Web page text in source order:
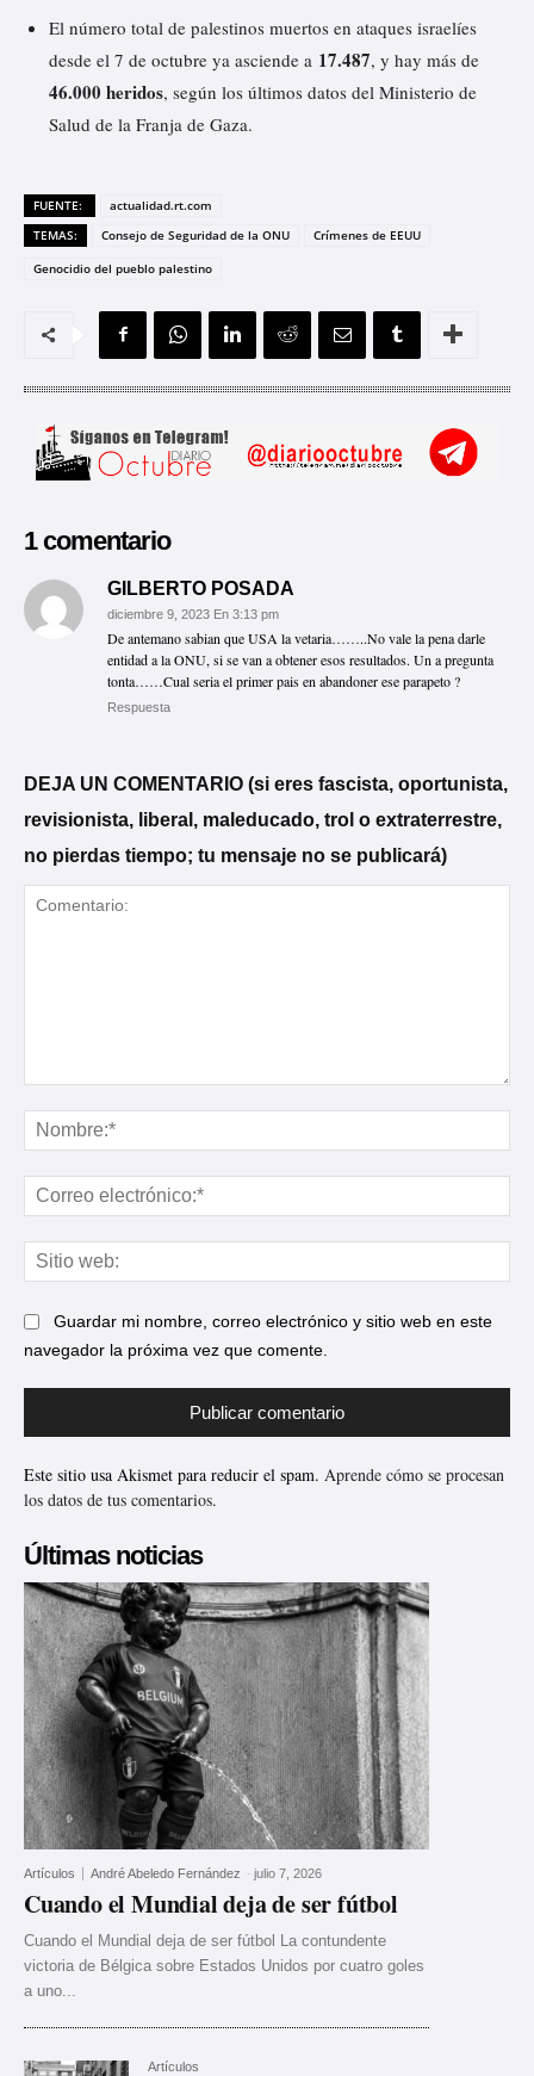
El número total de palestinos muertos en ataques israelíes
desde el 7 de octubre ya asciende a 17.487, y hay más de
46.000 heridos, según los últimos datos del Ministerio de
Salud de la Franja de Gaza.
FUENTE:
actualidad.rt.com
TEMAS:
Consejo de Seguridad de la ONU
Crímenes de EEUU
Genocidio del pueblo palestino
1 comentario
GILBERTO POSADA
diciembre 9, 2023 En 3:13 pm
De antemano sabian que USA la vetaria……..No vale la pena darle
entidad a la ONU, si se van a obtener esos resultados. Un a pregunta
tonta……Cual seria el primer pais en abandoner ese parapeto ?
Respuesta
DEJA UN COMENTARIO (si eres fascista, oportunista,
revisionista, liberal, maleducado, trol o extraterrestre,
no pierdas tiempo; tu mensaje no se publicará)
Guardar mi nombre, correo electrónico y sitio web en este
navegador la próxima vez que comente.
Este sitio usa Akismet para reducir el spam. Aprende cómo se procesan
los datos de tus comentarios.
Últimas noticias
Artículos André Abeledo Fernández - julio 7, 2026
Cuando el Mundial deja de ser fútbol
Cuando el Mundial deja de ser fútbol La contundente
victoria de Bélgica sobre Estados Unidos por cuatro goles
a uno...
Artículos